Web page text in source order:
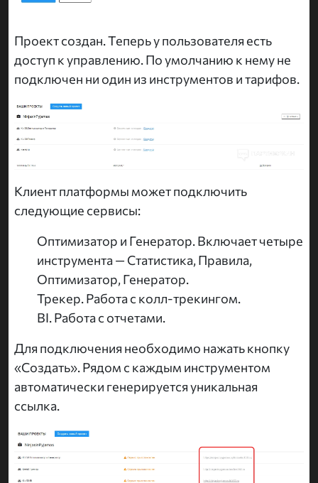
Проект создан. Теперь у пользователя есть
доступ к управлению. По умолчанию к нему не
подключен ни один из инструментов и тарифов.
Клиент платформы может подключить
следующие сервисы:
Оптимизатор и Генератор. Включает четыре
инструмента — Статистика, Правила,
Оптимизатор, Генератор.
Трекер. Работа с колл-трекингом.
BI. Работа с отчетами.
Для подключения необходимо нажать кнопку
«Создать». Рядом с каждым инструментом
автоматически генерируется уникальная
ссылка.